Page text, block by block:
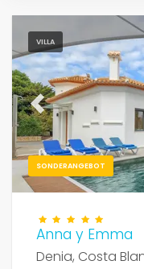
VILLA
SONDERANGEBOT
Previous
Anna y Emma
Denia, Costa